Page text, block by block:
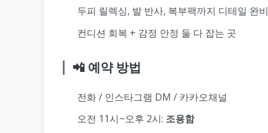
두피 릴렉싱, 발 반사, 복부팩까지 디테일 완비
컨디션 회복 + 감정 안정 둘 다 잡는 곳
📲 예약 방법
전화 / 인스타그램 DM / 카카오채널
오전 11시~오후 2시: 조용함